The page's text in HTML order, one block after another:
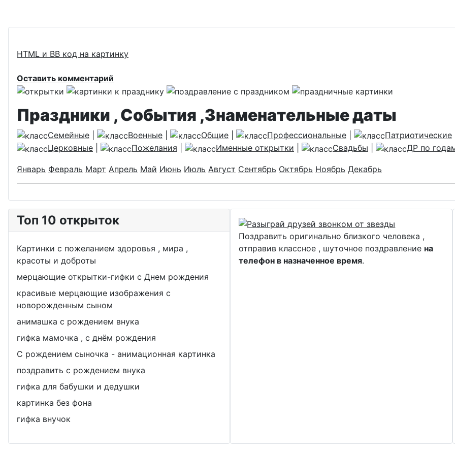
HTML и BB код на картинку
Оставить комментарий
Праздники , События ,Знаменательные даты
Семейные Военные Общие Профессиональные Патриотические
Церковные
Пожелания Именные открытки Свадьбы ДР по
Январь Февраль Март Апрель Май Июнь Июль Август Сентябрь Октябрь Ноябрь Декабрь
Топ 10 открыток
Картинки с пожеланием здоровья , мира ,
красоты и доброты
мерцающие открытки-гифки с Днем рождения
красивые мерцающие изображения с
новорожденным сыном
анимашка с рождением внука
гифка мамочка , с днём рождения
С рождением сыночка - анимационная картинка
поздравить с рождением внука
гифка для бабушки и дедушки
картинка без фона
гифка внучок
Поздравить оригинально близкого человека ,
отправив классное , шуточное поздравление на
телефон в назначенное время.